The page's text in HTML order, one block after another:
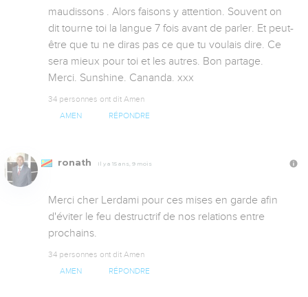
maudissons . Alors faisons y attention. Souvent on
dit tourne toi la langue 7 fois avant de parler. Et peut-
être que tu ne diras pas ce que tu voulais dire. Ce
sera mieux pour toi et les autres. Bon partage.
Merci. Sunshine. Cananda. xxx
34 personnes ont dit Amen
AMEN RÉPONDRE
ronath Il y a 15 ans, 9 mois
Merci cher Lerdami pour ces mises en garde afin
d'éviter le feu destructrif de nos relations entre
prochains.
34 personnes ont dit Amen
AMEN RÉPONDRE